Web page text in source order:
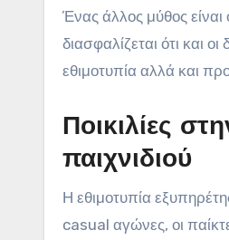
Ένας άλλος μύθος είναι
διασφαλίζεται ότι και
εθιμοτυπία αλλά και
Ποικιλίες
παιχνιδιού
Η εθιμοτυπία
casual αγώνες, οι